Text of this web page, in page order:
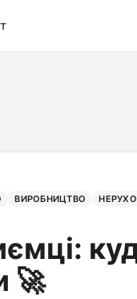
ВИРОБНИЦТВО
🚀